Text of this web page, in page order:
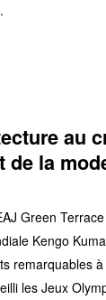
au
de la
Green
Kengo
remarquables
les Jeux